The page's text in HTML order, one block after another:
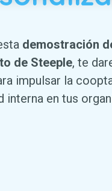
demostración
de Steeple, te
impulsar la
interna en tus